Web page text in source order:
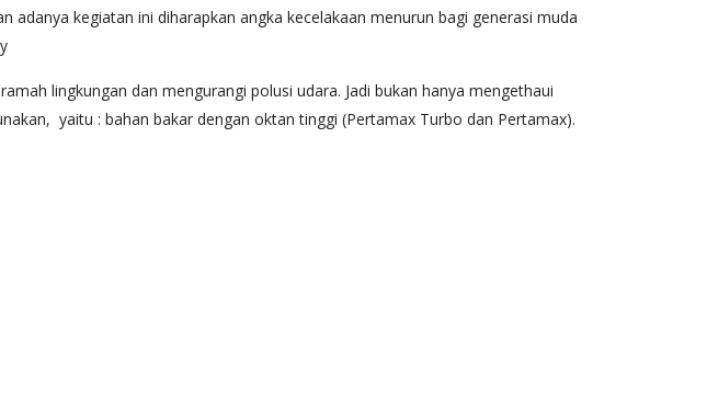
kegiatan ini diharapkan angka kecelakaan menurun bagi generasi muda
lingkungan dan mengurangi polusi udara. Jadi bukan hanya mengethaui
yaitu : bahan bakar dengan oktan tinggi (Pertamax Turbo dan Pertamax).